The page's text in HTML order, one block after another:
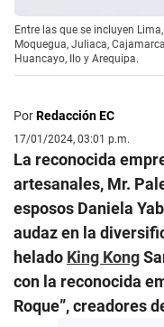
Entre las que se incluyen
Moquegua, Juliaca,
Huancayo, Ilo y Arequipa.
PorRedacción EC
17/01/2024, 03:01 p.m.
La reconocida
artesanales, Mr.
esposos Daniela
audaz en la
helado King Kong
con la reconocida
Roque”, creadores